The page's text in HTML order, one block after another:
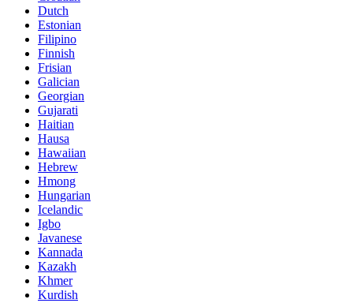
Dutch
Estonian
Filipino
Finnish
Frisian
Galician
Georgian
Gujarati
Haitian
Hausa
Hawaiian
Hebrew
Hmong
Hungarian
Icelandic
Igbo
Javanese
Kannada
Kazakh
Khmer
Kurdish